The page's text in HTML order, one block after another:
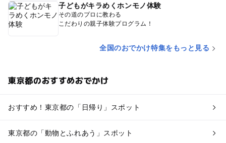
子どもがキラめくホンモノ体験
その道のプロに教わる
こだわりの親子体験プログラム！
全国のおでかけ特集をもっと見る
東京都のおすすめおでかけ
おすすめ！東京都の「日帰り」スポット
東京都の「動物とふれあう」スポット